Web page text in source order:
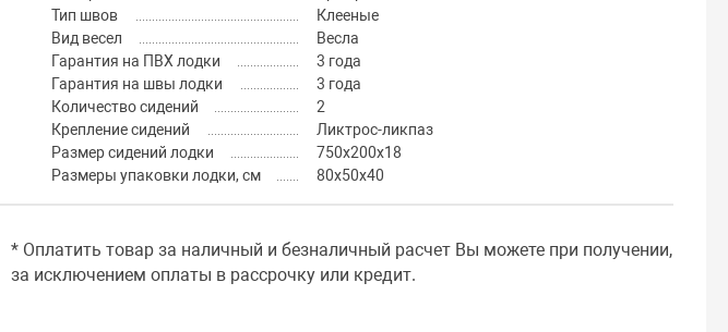
Тип швов
Клееные
Вид весел
Весла
Гарантия на ПВХ лодки
3 года
Гарантия на швы лодки
3 года
Количество сидений
2
Крепление сидений
Ликтрос-ликпаз
Размер сидений лодки
750х200х18
Размеры упаковки лодки, см
80х50х40
* Оплатить товар за наличный и безналичный расчет Вы можете при получении,
за исключением оплаты в рассрочку или кредит.